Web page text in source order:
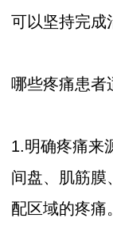
可以坚持完成
哪些疼痛患者
1.明确疼痛来
间盘、肌筋膜
配区域的疼痛。